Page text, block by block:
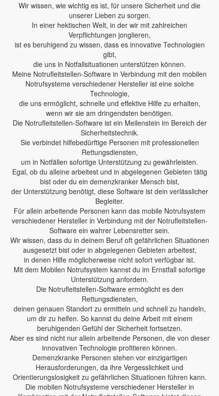
Wir wissen, wie wichtig es ist, für unsere Sicherheit und die
unserer Lieben zu sorgen.
In einer hektischen Welt, in der wir mit zahlreichen
Verpflichtungen jonglieren,
ist es beruhigend zu wissen, dass es innovative Technologien
gibt,
die uns in Notfallsituationen unterstützen können.
Meine Notrufleitstellen-Software in Verbindung mit den mobilen
Notrufsysteme verschiedener Hersteller ist eine solche
Technologie,
die uns ermöglicht, schnelle und effektive Hilfe zu erhalten,
wenn wir sie am dringendsten benötigen.
Die Notrufleitstellen-Software ist ein Meilenstein im Bereich der
Sicherheitstechnik.
Sie verbindet hilfebedürftige Personen mit professionellen
Rettungsdiensten,
um in Notfällen sofortige Unterstützung zu gewährleisten.
Egal, ob du alleine arbeitest und in abgelegenen Gebieten tätig
bist oder du ein demenzkranker Mensch bist,
der Unterstützung benötigt, diese Software ist dein verlässlicher
Begleiter.
Für allein arbeitende Personen kann das mobile Notrufsystem
verschiedener Hersteller in Verbindung mit der Notrufleitstellen-
Software ein wahrer Lebensretter sein.
Wir wissen, dass du in deinem Beruf oft gefährlichen Situationen
ausgesetzt bist oder in abgelegenen Gebieten arbeitest,
in denen Hilfe möglicherweise nicht sofort verfügbar ist.
Mit dem Mobilen Notrufsystem kannst du im Ernstfall sofortige
Unterstützung anfordern.
Die Notrufleitstellen-Software ermöglicht es den
Rettungsdiensten,
deinen genauen Standort zu ermitteln und schnell zu handeln,
um dir zu helfen. So kannst du deine Arbeit mit einem
beruhigenden Gefühl der Sicherheit fortsetzen.
Aber es sind nicht nur allein arbeitende Personen, die von dieser
innovativen Technologie profitieren können.
Demenzkranke Personen stehen vor einzigartigen
Herausforderungen, da ihre Vergesslichkeit und
Orientierungslosigkeit zu gefährlichen Situationen führen kann.
Die mobilen Notrufsysteme verschiedener Hersteller in